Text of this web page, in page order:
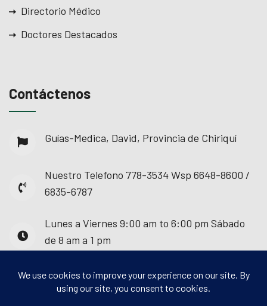
Directorio Médico
Doctores Destacados
Contáctenos
Guías-Medica, David, Provincia de Chiriquí
Nuestro Telefono 778-3534 Wsp 6648-8600 /
6835-6787
Lunes a Viernes 9:00 am to 6:00 pm Sábado
de 8 am a 1 pm